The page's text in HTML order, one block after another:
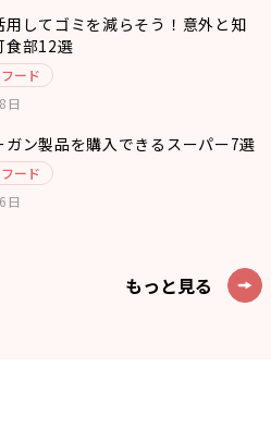
用してゴミを減らそう！意外と知
食部12選
ード
日
ガン製品を購入できるスーパー7選
ード
日
もっと見る